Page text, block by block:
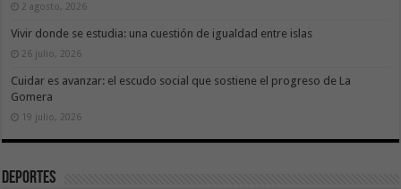
2 agosto, 2026
Vivir donde se estudia: una cuestión de igualdad entre islas
26 julio, 2026
Cuidar es avanzar: el escudo social que sostiene el progreso de La
Gomera
19 julio, 2026
Deportes